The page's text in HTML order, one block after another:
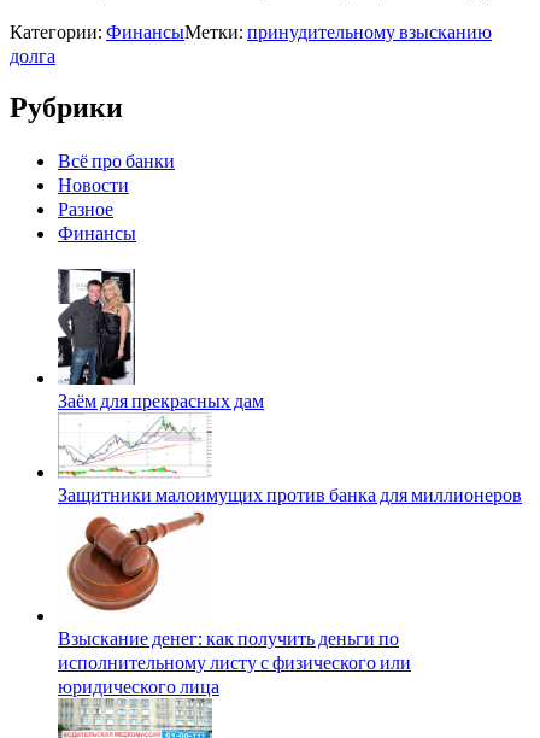
Категории: ФинансыМетки: принудительному взысканию
долга
Рубрики
Всё про банки
Новости
Разное
Финансы
Заём для прекрасных дам
Защитники малоимущих против банка для миллионеров
Взыскание денег: как получить деньги по
исполнительному листу с физического или
юридического лица